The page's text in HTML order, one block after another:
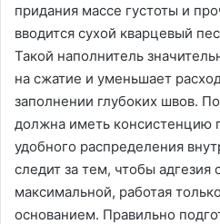
придания массе густоты и
вводится сухой кварцевый
Такой наполнитель
на сжатие и уменьшает
заполнении глубоких швов.
должна иметь консистенцию
удобного распределения
следит за тем, чтобы адгезия
максимальной, работая
основанием. Правильно